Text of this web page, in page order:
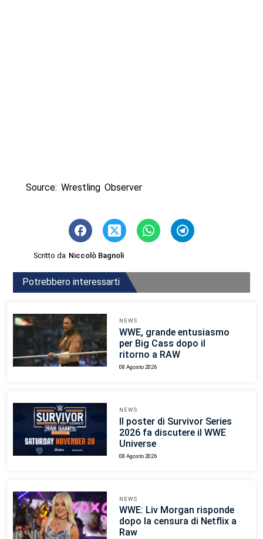
Source: Wrestling Observer
Scritto da Niccolò Bagnoli
Potrebbero interessarti
NEWS
WWE, grande entusiasmo
per Big Cass dopo il
ritorno a RAW
08 Agosto 2026
NEWS
Il poster di Survivor Series
2026 fa discutere il WWE
Universe
08 Agosto 2026
NEWS
WWE: Liv Morgan risponde
dopo la censura di Netflix a
Raw